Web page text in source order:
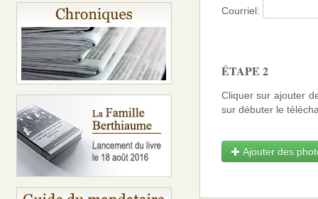
Courriel:
ÉTAPE 2
Cliquer sur ajouter
sur débuter le
Ajouter des